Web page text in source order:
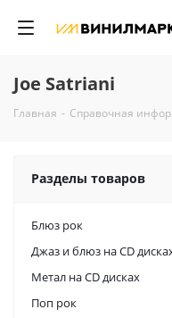
Joe Satriani
Главная - Справочная
Разделы товаров
Блюз рок
Джаз и блюз на CD
Метал на CD дисках
Поп рок